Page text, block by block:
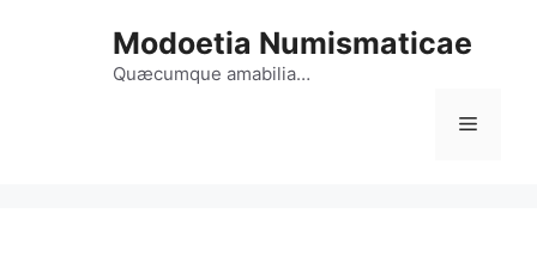
Modoetia Numismaticae
Quæcumque amabilia…
Menu